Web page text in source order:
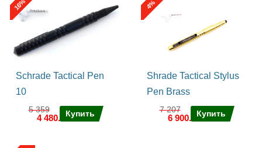
16
Schrade Tactical Pen
10
5 359
4 480.- Купить
4
%
Shrade Tactical Stylus
Pen Brass
7 207
6 900.- Купить